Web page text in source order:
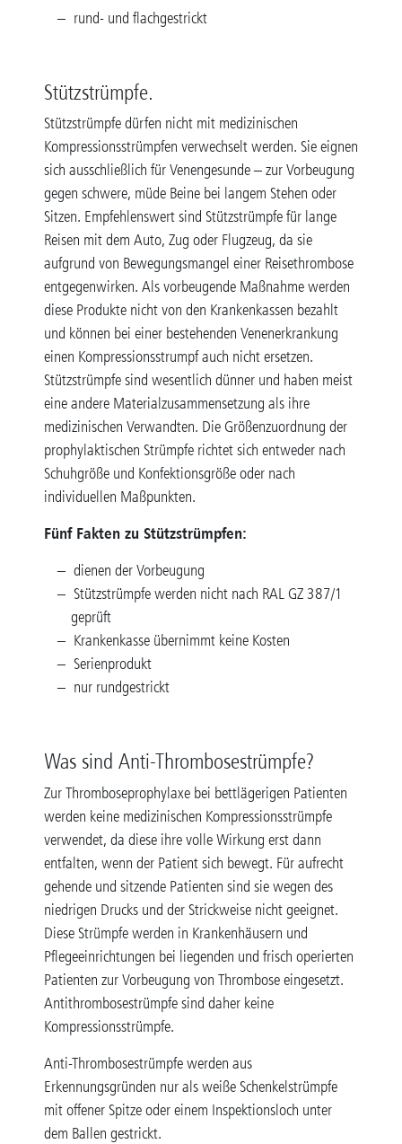
rund- und flachgestrickt
Stützstrümpfe.
Stützstrümpfe dürfen nicht mit medizinischen
Kompressionsstrümpfen verwechselt werden. Sie eignen
sich ausschließlich für Venengesunde – zur Vorbeugung
gegen schwere, müde Beine bei langem Stehen oder
Sitzen. Empfehlenswert sind Stützstrümpfe für lange
Reisen mit dem Auto, Zug oder Flugzeug, da sie
aufgrund von Bewegungsmangel einer Reisethrombose
entgegenwirken. Als vorbeugende Maßnahme werden
diese Produkte nicht von den Krankenkassen bezahlt
und können bei einer bestehenden Venenerkrankung
einen Kompressionsstrumpf auch nicht ersetzen.
Stützstrümpfe sind wesentlich dünner und haben meist
eine andere Materialzusammensetzung als ihre
medizinischen Verwandten. Die Größenzuordnung der
prophylaktischen Strümpfe richtet sich entweder nach
Schuhgröße und Konfektionsgröße oder nach
individuellen Maßpunkten.
Fünf Fakten zu Stützstrümpfen:
dienen der Vorbeugung
Stützstrümpfe werden nicht nach RAL GZ 387/1
geprüft
Krankenkasse übernimmt keine Kosten
Serienprodukt
nur rundgestrickt
Was sind Anti-Thrombosestrümpfe?
Zur Thromboseprophylaxe bei bettlägerigen Patienten
werden keine medizinischen Kompressionsstrümpfe
verwendet, da diese ihre volle Wirkung erst dann
entfalten, wenn der Patient sich bewegt. Für aufrecht
gehende und sitzende Patienten sind sie wegen des
niedrigen Drucks und der Strickweise nicht geeignet.
Diese Strümpfe werden in Krankenhäusern und
Pflegeeinrichtungen bei liegenden und frisch operierten
Patienten zur Vorbeugung von Thrombose eingesetzt.
Antithrombosestrümpfe sind daher keine
Kompressionsstrümpfe.
Anti-Thrombosestrümpfe werden aus
Erkennungsgründen nur als weiße Schenkelstrümpfe
mit offener Spitze oder einem Inspektionsloch unter
dem Ballen gestrickt.